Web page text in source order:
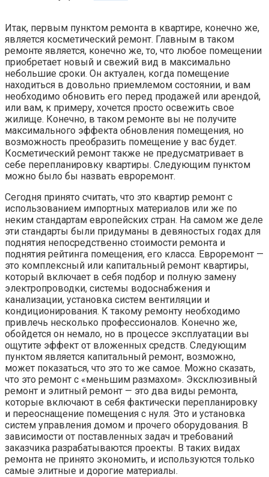
Итак, первым пунктом ремонта в квартире, конечно же,
является косметический ремонт. Главным в таком
ремонте является, конечно же, то, что любое помещении
приобретает новый и свежий вид в максимально
небольшие сроки. Он актуален, когда помещение
находиться в довольно приемлемом состоянии, и вам
необходимо обновить его перед продажей или арендой,
или вам, к примеру, хочется просто освежить свое
жилище. Конечно, в таком ремонте вы не получите
максимального эффекта обновления помещения, но
возможность преобразить помещение у вас будет.
Косметический ремонт также не предусматривает в
себе перепланировку квартиры. Следующим пунктом
можно было бы назвать евроремонт.
Сегодня принято считать, что это квартир ремонт с
использованием импортных материалов или же по
неким стандартам европейских стран. На самом же деле
эти стандарты были придуманы в девяностых годах для
поднятия непосредственно стоимости ремонта и
поднятия рейтинга помещения, его класса. Евроремонт —
это комплексный или капитальный ремонт квартиры,
который включает в себя подбор и полную замену
электропроводки, системы водоснабжения и
канализации, установка систем вентиляции и
кондиционирования. К такому ремонту необходимо
привлечь несколько профессионалов. Конечно же,
обойдется он немало, но в процессе эксплуатации вы
ощутите эффект от вложенных средств. Следующим
пунктом является капитальный ремонт, возможно,
может показаться, что это то же самое. Можно сказать,
что это ремонт с «меньшим размахом». Эксклюзивный
ремонт и элитный ремонт — это два виды ремонта,
которые включают в себя фактически перепланировку
и переоснащение помещения с нуля. Это и установка
систем управления домом и прочего оборудования. В
зависимости от поставленных задач и требований
заказчика разрабатываются проекты. В таких видах
ремонта не принято экономить, и используются только
самые элитные и дорогие материалы.